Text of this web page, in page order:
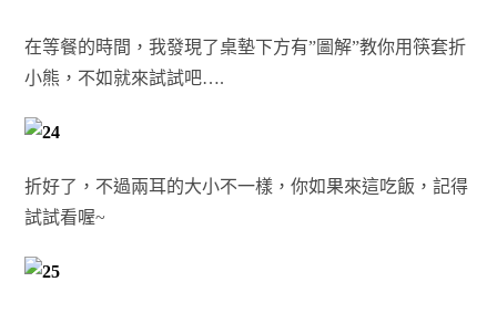
在等餐的時間，我發現了桌墊下方有”圖解”教你用筷套折
小熊，不如就來試試吧….
折好了，不過兩耳的大小不一樣，你如果來這吃飯，記得
試試看喔~